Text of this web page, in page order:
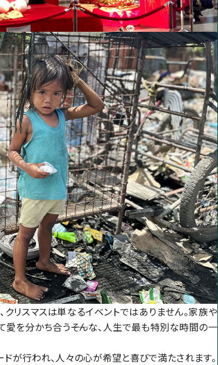
リスマスは単なるイベントではありません。家族や
を分かち合う――そんな、人生で最も特別な時間の一
が行われ、人々の心が希望と喜びで満たされます。